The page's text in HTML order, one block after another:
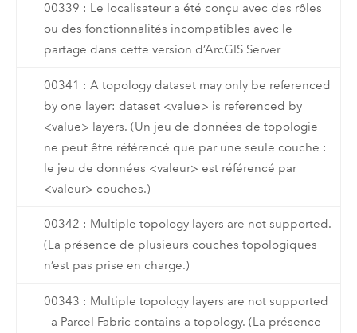
00339 : Le localisateur a été conçu avec des rôles
ou des fonctionnalités incompatibles avec le
partage dans cette version d’ArcGIS Server
00341 : A topology dataset may only be referenced
by one layer: dataset <value> is referenced by
<value> layers. (Un jeu de données de topologie
ne peut être référencé que par une seule couche :
le jeu de données <valeur> est référencé par
<valeur> couches.)
00342 : Multiple topology layers are not supported.
(La présence de plusieurs couches topologiques
n’est pas prise en charge.)
00343 : Multiple topology layers are not supported
—a Parcel Fabric contains a topology. (La présence